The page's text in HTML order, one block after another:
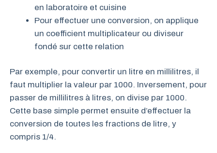
en laboratoire et cuisine
Pour effectuer une conversion, on applique
un coefficient multiplicateur ou diviseur
fondé sur cette relation
Par exemple, pour convertir un litre en millilitres, il
faut multiplier la valeur par 1000. Inversement, pour
passer de millilitres à litres, on divise par 1000.
Cette base simple permet ensuite d’effectuer la
conversion de toutes les fractions de litre, y
compris 1/4.